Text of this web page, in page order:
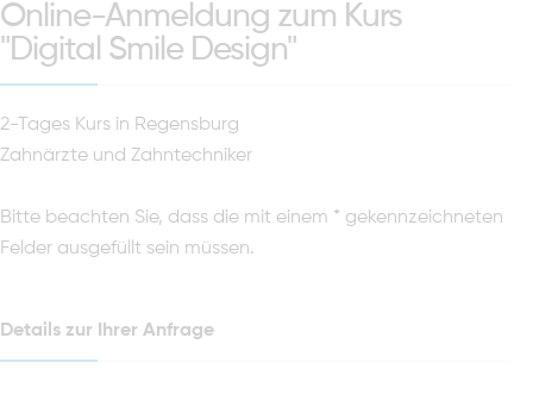
Online-Anmeldung zum Kurs
"Digital Smile Design"
2-Tages Kurs in Regensburg
Zahnärzte und Zahntechniker
Bitte beachten Sie, dass die mit einem * gekennzeichneten
Felder ausgefüllt sein müssen.
Details zur Ihrer Anfrage